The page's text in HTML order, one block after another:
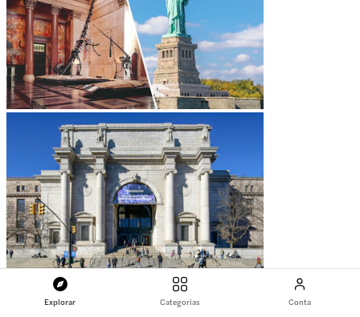
Explorar Categorias Conta